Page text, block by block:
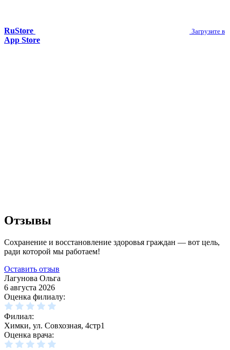
RuStore Загрузите в
App Store
Отзывы
Сохранение и восстановление здоровья граждан — вот цель,
ради которой мы работаем!
Оставить отзыв
Лагунова Ольга
6 августа 2026
Оценка филиалу:
Филиал:
Химки, ул. Совхозная, 4стр1
Оценка врача: